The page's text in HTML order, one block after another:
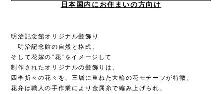
日本国内にお住まいの方向け
明治記念館オリジナル髪飾り
明治記念館の自然と格式、
そして花嫁の"花"をイメージして
制作されたオリジナルの髪飾りは、
四季折々の花々を、三層に重ねた大輪の花モチーフが特徴。
花弁は職人の手作業により金属糸で編み上げられ、